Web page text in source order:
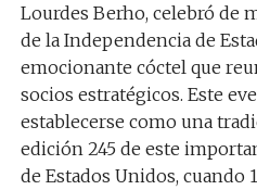
Lourdes Berho, celebró de
de la Independencia de
emocionante cóctel que
socios estratégicos. Este
establecerse como una
edición 245 de este
de Estados Unidos, cuando